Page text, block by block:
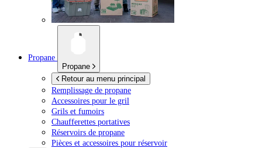
Propane
Propane
Retour au menu principal
Remplissage de propane
Accessoires pour le gril
Grils et fumoirs
Chaufferettes portatives
Réservoirs de propane
Pièces et accessoires pour réservoir